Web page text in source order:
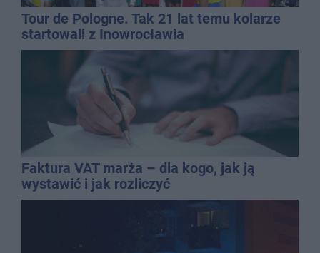
Tour de Pologne. Tak 21 lat temu kolarze
startowali z Inowrocławia
Faktura VAT marża – dla kogo, jak ją
wystawić i jak rozliczyć